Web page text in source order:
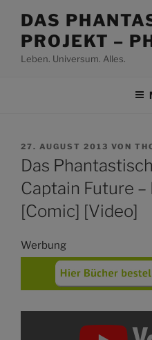
Inhalt
springen
DAS
PROJEKT –
Leben. Universum. Alles.
VERÖFFENTLICHT
AM
27. AUGUST 2013 VON
Das
Captain Future
[Comic] [Video]
Werbung
Inhalt